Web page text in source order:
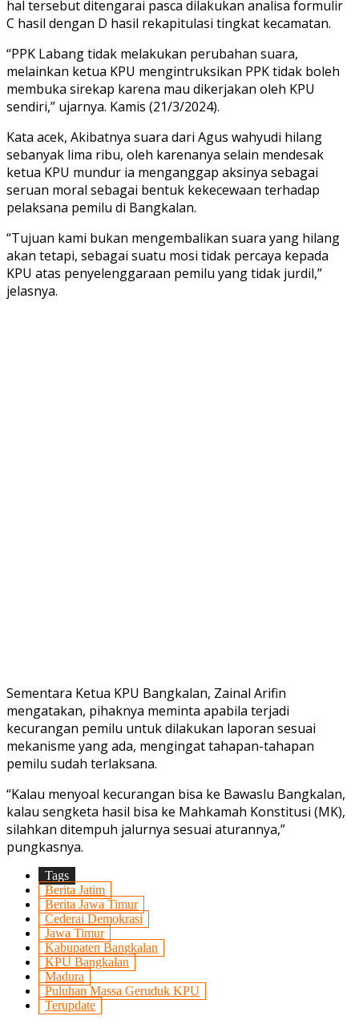
hal tersebut ditengarai pasca dilakukan analisa formulir
C hasil dengan D hasil rekapitulasi tingkat kecamatan.
“PPK Labang tidak melakukan perubahan suara,
melainkan ketua KPU mengintruksikan PPK tidak boleh
membuka sirekap karena mau dikerjakan oleh KPU
sendiri,” ujarnya. Kamis (21/3/2024).
Kata acek, Akibatnya suara dari Agus wahyudi hilang
sebanyak lima ribu, oleh karenanya selain mendesak
ketua KPU mundur ia menganggap aksinya sebagai
seruan moral sebagai bentuk kekecewaan terhadap
pelaksana pemilu di Bangkalan.
“Tujuan kami bukan mengembalikan suara yang hilang
akan tetapi, sebagai suatu mosi tidak percaya kepada
KPU atas penyelenggaraan pemilu yang tidak jurdil,”
jelasnya.
Sementara Ketua KPU Bangkalan, Zainal Arifin
mengatakan, pihaknya meminta apabila terjadi
kecurangan pemilu untuk dilakukan laporan sesuai
mekanisme yang ada, mengingat tahapan-tahapan
pemilu sudah terlaksana.
“Kalau menyoal kecurangan bisa ke Bawaslu Bangkalan,
kalau sengketa hasil bisa ke Mahkamah Konstitusi (MK),
silahkan ditempuh jalurnya sesuai aturannya,”
pungkasnya.
Tags
Berita Jatim
Berita Jawa Timur
Cederai Demokrasi
Jawa Timur
Kabupaten Bangkalan
KPU Bangkalan
Madura
Puluhan Massa Geruduk KPU
Terupdate